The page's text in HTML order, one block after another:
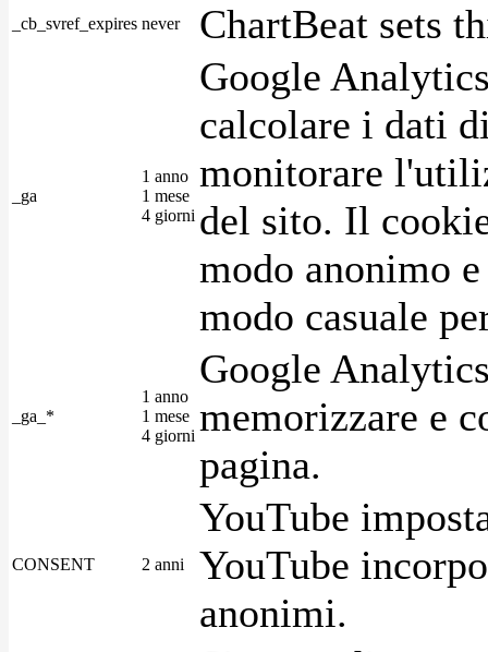
_cb_svref_expires never ChartBeat sets
_ga
1 anno
1 mese
4 giorni
Google
calcolare i dati
monitorare
del sito. Il
modo anonimo
modo casuale
_ga_*
1 anno
1 mese
4 giorni
Google
memorizzare e
pagina.
CONSENT 2 anni
YouTube
YouTube
anonimi.